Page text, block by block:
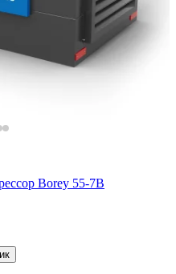
Borey 55-7B